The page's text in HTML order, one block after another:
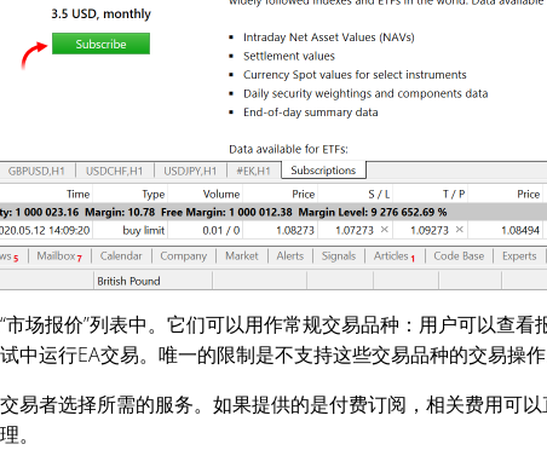
场报价”列表中。它们可以用作常规交易品种：用户可以查看
中运行EA交易。唯一的限制是不支持这些交易品种的交易操作
易者选择所需的服务。如果提供的是付费订阅，相关费用可
。